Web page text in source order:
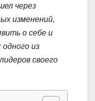
через
изменений,
о себе и
одного из
своего